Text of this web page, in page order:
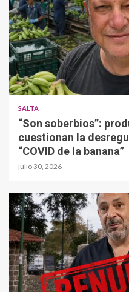
SALTA
“Son soberbios”:
cuestionan la
“COVID de la banana”
julio 30, 2026